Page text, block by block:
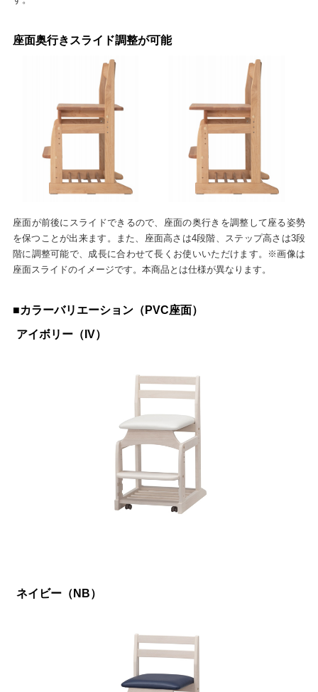
座面奥行きスライド調整が可能
座面が前後にスライドできるので、座面の奥行きを調整して座る姿勢
を保つことが出来ます。また、座面高さは4段階、ステップ高さは3段
階に調整可能で、成長に合わせて長くお使いいただけます。※画像は
座面スライドのイメージです。本商品とは仕様が異なります。
■カラーバリエーション（PVC座面）
アイボリー（IV）
ネイビー（NB）